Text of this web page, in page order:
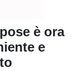
è ora
e